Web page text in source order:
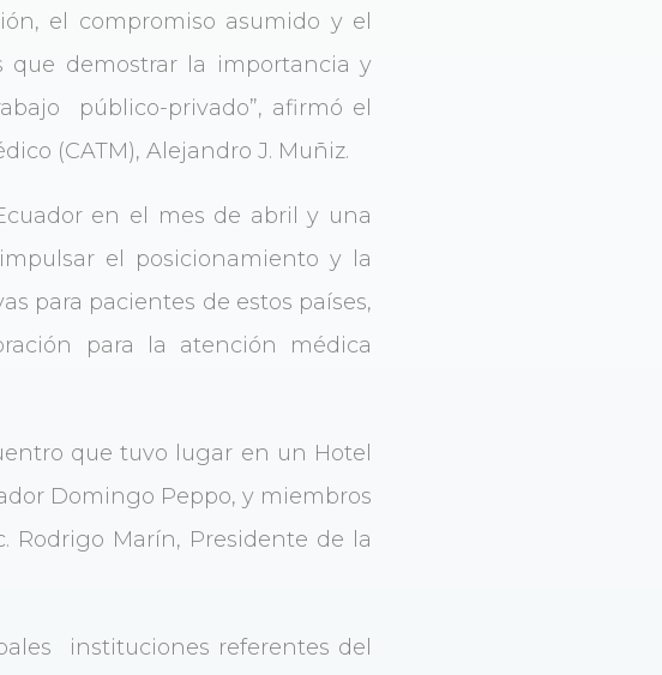
el compromiso asumido y el
que demostrar la importancia y
público-privado”, afirmó el
(CATM), Alejandro J. Muñiz.
en el mes de abril y una
el posicionamiento y la
para pacientes de estos países,
para la atención médica
que tuvo lugar en un Hotel
Domingo Peppo, y miembros
Marín, Presidente de la
instituciones referentes del